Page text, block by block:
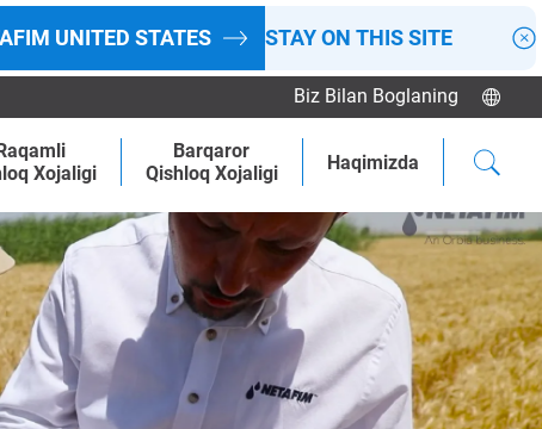
UNITED STATES STAY ON THIS SITE
Xojaligi
Barqaror
Qishloq Xojaligi
Haqimizda
Biz Bilan Boglaning